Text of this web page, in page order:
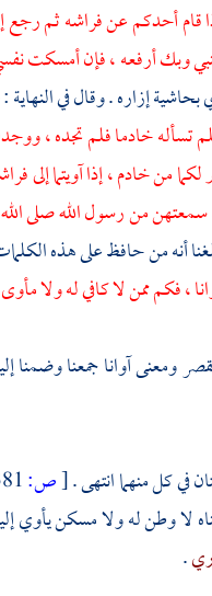
قام أحدكم عن فراشه ثم رجع
أرفعه ، فإن أمسكت
بحاشية إزاره . وقال في
تسأله خادما فلم تجده ،
من خادم ، إذا آويتما إلى
سمعتهن من رسول الله صلى
أنه من حافظ على هذه الكلمات
، فكم ممن لا كافي له ولا مأوى
ومعنى آوانا جمعنا وضمنا
في كل منهما انتهى .[ص:
لا وطن له ولا مسكن يأوي
.